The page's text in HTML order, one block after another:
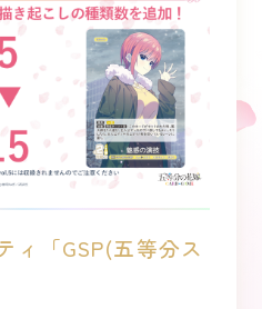
ィ「GSP(五等分ス